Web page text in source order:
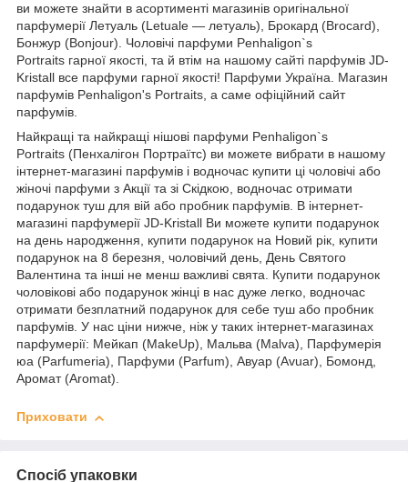
ви можете знайти в асортименті магазинів оригінальної
парфумерії Летуаль (Letuale — летуаль), Брокард (Brocard),
Бонжур (Bonjour). Чоловічі парфуми Penhaligon`s
Portraits гарної якості, та й втім на нашому сайті парфумів JD-
Kristall все парфуми гарної якості! Парфуми Україна. Магазин
парфумів Penhaligon's Portraits, а саме офіційний сайт
парфумів.
Найкращі та найкращі нішові парфуми Penhaligon`s
Portraits (Пенхалігон Портраїтс) ви можете вибрати в нашому
інтернет-магазині парфумів і водночас купити ці чоловічі або
жіночі парфуми з Акції та зі Скідкою, водночас отримати
подарунок туш для вій або пробник парфумів. В інтернет-
магазині парфумерії JD-Kristall Ви можете купити подарунок
на день народження, купити подарунок на Новий рік, купити
подарунок на 8 березня, чоловічий день, День Святого
Валентина та інші не менш важливі свята. Купити подарунок
чоловікові або подарунок жінці в нас дуже легко, водночас
отримати безплатний подарунок для себе туш або пробник
парфумів. У нас ціни нижче, ніж у таких інтернет-магазинах
парфумерії: Мейкап (MakeUp), Мальва (Malva), Парфумерія
юа (Parfumeria), Парфуми (Parfum), Авуар (Avuar), Бомонд,
Аромат (Aromat).
Приховати
Спосіб упаковки